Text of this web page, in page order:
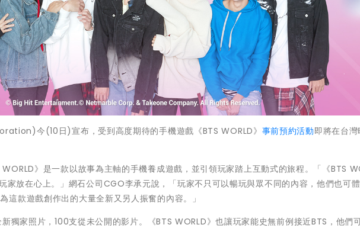
今(10日)宣布，受到高度期待的手機遊戲《BTS WORLD》 事前預約活動即將在台灣
》是一款以故事為主軸的手機養成遊戲，並引領玩家踏上互動式的旅程。「《BTS
家放在心上。」網石公司CGO李承元說，「玩家不只可以暢玩與眾不同的內容，他們也可
這款遊戲創作出的大量全新又另人振奮的內容。」
新獨家照片，100支從未公開的影片。《BTS WORLD》也讓玩家能史無前例接近BTS，他們